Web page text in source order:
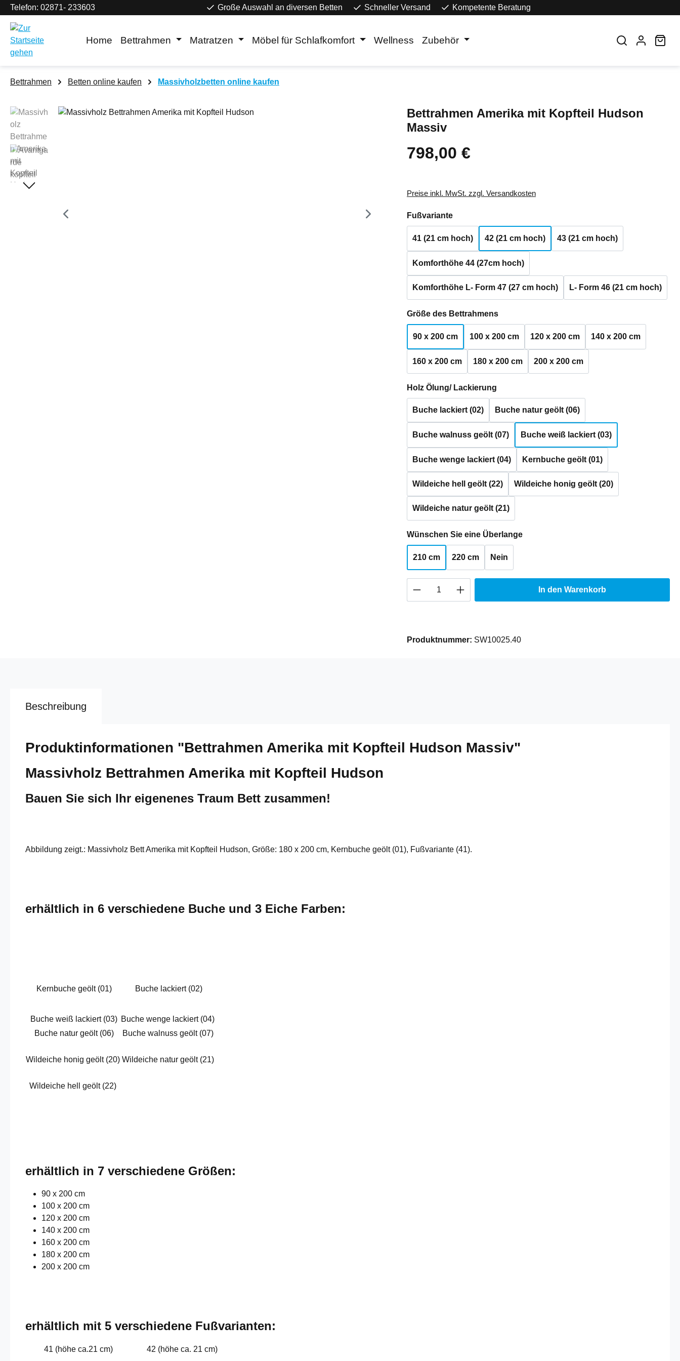
Hauptinhalt springen
Zur Suche springen
Zur Hauptnavigation springen
Telefon: 02871- 233603 Große Auswahl an diversen Betten Schneller Versand Kompetente Beratung
Home Bettrahmen Matratzen Möbel für Schlafkomfort Wellness Zubehör
Bettrahmen Betten online kaufen Massivholzbetten online kaufen
Bildergalerie überspringen
Bettrahmen Amerika mit Kopfteil Hudson
Massiv
Regulärer Preis:
798,00 €
Preise inkl. MwSt. zzgl. Versandkosten
Fußvarianteauswählen
41 (21 cm hoch) 42 (21 cm hoch) 43 (21 cm hoch)
Komforthöhe 44 (27cm hoch)
Komforthöhe L- Form 47 (27 cm hoch) L- Form 46 (21 cm hoch)
Größe des Bettrahmensauswählen
90 x 200 cm 100 x 200 cm 120 x 200 cm 140 x 200 cm
160 x 200 cm 180 x 200 cm 200 x 200 cm
Holz Ölung/ Lackierung
Buche lackiert (02) Buche natur geölt (06)
Buche walnuss geölt (07) Buche weiß lackiert (03)
Buche wenge lackiert (04) Kernbuche geölt (01)
Wildeiche hell geölt (22) Wildeiche honig geölt (20)
Wildeiche natur geölt (21)
Wünschen Sie eine Überlangeauswählen
210 cm 220 cm Nein
Produkt Anzahl: Gib den gewünschten Wert ein
In den Warenkorb
Produktnummer: SW10025.40
Beschreibung
Produktinformationen "Bettrahmen Amerika mit Kopfteil Hudson Massiv"
Massivholz Bettrahmen Amerika mit Kopfteil Hudson
Bauen Sie sich Ihr eigenenes Traum Bett zusammen!
Abbildung zeigt.: Massivholz Bett Amerika mit Kopfteil Hudson, Größe: 180 x 200 cm, Kernbuche geölt (01), Fußvariante (41).
erhältlich in 6 verschiedene Buche und 3 Eiche Farben:
Kernbuche geölt (01) Buche lackiert (02)
Buche weiß lackiert (03) Buche wenge lackiert (04)
Buche natur geölt (06)
Buche walnuss geölt (07)
Wildeiche honig geölt (20) Wildeiche natur geölt (21)
Wildeiche hell geölt (22)
erhältlich in 7 verschiedene Größen:
90 x 200 cm
100 x 200 cm
120 x 200 cm
140 x 200 cm
160 x 200 cm
180 x 200 cm
200 x 200 cm
erhältlich mit 5 verschiedene Fußvarianten:
41 (höhe ca.21 cm) 42 (höhe ca. 21 cm)